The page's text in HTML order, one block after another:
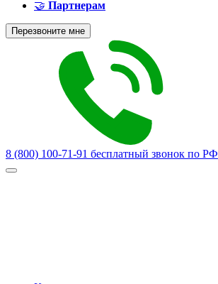
🤝 Партнерам
Перезвоните мне
8 (800) 100-71-91 бесплатный звонок по РФ